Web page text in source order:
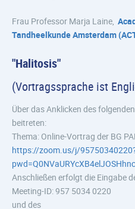
Frau Professor Marja Laine,
Tandheelkunde Amsterdam
"Halitosis"
(Vortragssprache ist
Über das Anklicken des
beitreten:
Thema: Online-Vortrag der BG
https://zoom.us/j/
Anschließen erfolgt die Eingabe
Meeting-ID: 957 5034 0220
und des